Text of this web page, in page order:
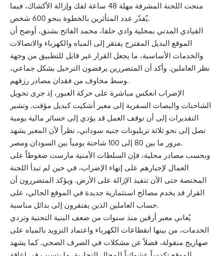
منحت اللجنة المشرفة مهلة 48 ساعة لفك وإزالة الأكشاك، فيما
يُقدّر عدد المتأثرين بالخطوة بنحو 600 شخص.
القيادي المدني بمحلية وادي حلفا، محمد الفاتح بشنق، أوضح أن
الموقع البديل المقترح يفتقر إلى المياه والكهرباء والاتصالات
والخدمات الأساسية، ما يجعل القرار غير قابل للتطبيق من وجهة
نظر العاملين. وأكد أن المتضررين يرفضون الترحيل بشكل جماعي،
وسط مخاوف من فقدان مصادر رزقهم.
الإضراب انعكس مباشرة على حركة العبور، إذ جرى تحويل
الشاحنات والبصات السفرية إلى معبر أشكيت كبديل مؤقت. وتشير
التقديرات إلى أن توقف العمل قد يؤدي إلى خسائر مالية يومية
تصل إلى نحو ثلاثة تريليونات جنيه سوداني، نظراً لأن المعبر يشهد
مرور ما بين 80 إلى 100 شاحنة يومياً بين السودان ومصر.
وبحسب مصادر محلية، فإن السلطات الأمنية مارست ضغوطاً على
العمال لإجبارهم على إنهاء الإضراب، في حين لم تبدأ اللجنة
المختصة حتى الآن تنفيذ الإزالة على الأرض. ويؤكد المتضررون أن
القرار قد يخدم مصالح استثمارية جديدة في الموقع الحالي، على
حساب العاملين الذين يفتقرون إلى بدائل مناسبة.
يُعاني معبر أرقين منذ سنوات من ضعف البنية التحتية وتردي
الخدمات، من بينها انقطاعات الكهرباء واعتماد التزويد بالمياه على
صهاريج منقولة، فضلاً عن مشكلات في الصرف الصحي. كما يشهد